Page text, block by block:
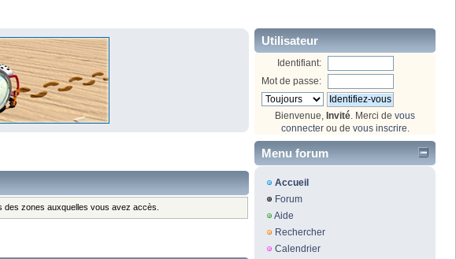
zones auxquelles vous avez accès.
Utilisateur
Identifiant:
Mot de passe:
Bienvenue, Invité . Merci de vous
connecterou de vous inscrire
Menu forum
Accueil
Forum
Aide
Rechercher
Calendrier